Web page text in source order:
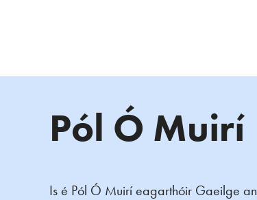
Pól Ó Muirí
Is é Pól Ó Muirí eagarthóir Gaeilge an